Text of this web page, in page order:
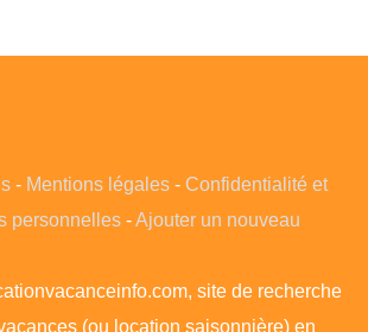
- Mentions légales- Confidentialité et
personnelles -Ajouter un nouveau
site de recherche
(ou location saisonnière) en